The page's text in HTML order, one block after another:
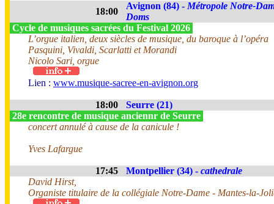
18:00
Avignon (84) - Métropole Notre-
Doms
Cycle de musiques sacrées du Festival 2026
L’orgue italien, deux siècles de musique, du baroque à l’opéra
Pasquini, Vivaldi, Scarlatti et Morandi
Nicolo Sari, orgue
Lien : www.musique-sacree-en-avignon.org
18:00
Seurre (21)
28e rencontre de musique anciennr de Seurre
concert annulé à cause de la canicule !
Yves Lafargue
17:45 Montpellier (34) - cathedrale
David Hirst,
Organiste titulaire de la collégiale Notre-Dame - Mantes-la-